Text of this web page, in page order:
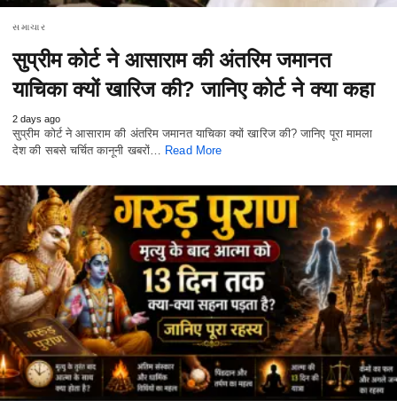
સમાચાર
सुप्रीम कोर्ट ने आसाराम की अंतरिम जमानत
याचिका क्यों खारिज की? जानिए कोर्ट ने क्या कहा
2 days ago
सुप्रीम कोर्ट ने आसाराम की अंतरिम जमानत याचिका क्यों खारिज की? जानिए पूरा मामला
देश की सबसे चर्चित कानूनी खबरों… Read More